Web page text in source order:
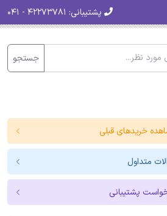
پشتیبانی:
جستجو
خریدهای قبلی
متداول
پشتیبانی